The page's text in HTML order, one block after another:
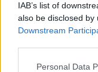
IAB’s list of
also be disclosed
Downstream
Please note that
Personal Data